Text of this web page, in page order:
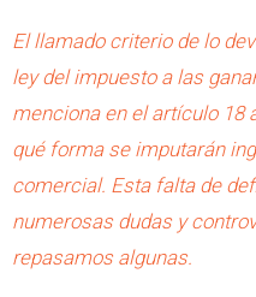
R
m
d
El llamado criterio de lo
ley del impuesto a las
menciona en el artículo 18
qué forma se imputarán
comercial. Esta falta de
numerosas dudas y
repasamos algunas.